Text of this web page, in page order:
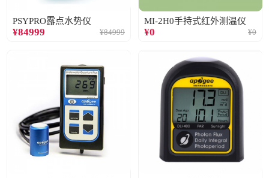
PSYPRO露点水势仪
¥84999 ¥84999
MI-2H0手持式红外测温仪
¥0 ¥0